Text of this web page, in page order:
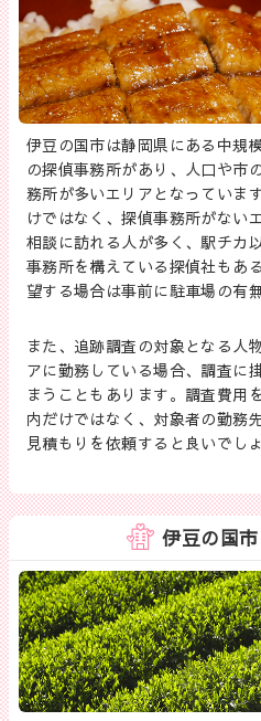
伊豆の国市は静岡県にある中規
の探偵事務所があり、人口や市
務所が多いエリアとなっていま
けではなく、探偵事務所がない
相談に訪れる人が多く、駅チカ
事務所を構えている探偵社もあ
望する場合は事前に駐車場の有
また、追跡調査の対象となる人
アに勤務している場合、調査に
まうこともあります。調査費用
内だけではなく、対象者の勤務
見積もりを依頼すると良いでしょ
伊豆の国